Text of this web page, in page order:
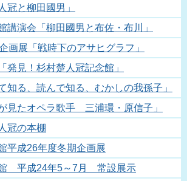
冠と柳田國男」
講演会「柳田國男と布佐・布川」
画展「戦時下のアサヒグラフ」
発見！杉村楚人冠記念館」
知る、読んで知る、むかしの我孫子」
見たオペラ歌手 三浦環・原信子」
冠の本棚
平成26年度冬期企画展
平成24年5～7月 常設展示